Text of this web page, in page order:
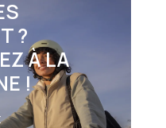
en décisions
?
À LA
!